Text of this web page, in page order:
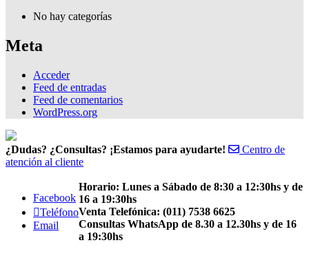
No hay categorías
Meta
Acceder
Feed de entradas
Feed de comentarios
WordPress.org
¿Dudas? ¿Consultas? ¡Estamos para ayudarte!
Centro de
atención al cliente
Facebook
Teléfono
Email
Horario: Lunes a Sábado de 8:30 a 12:30hs y de
16 a 19:30hs
Venta Telefónica: (011) 7538 6625
Consultas WhatsApp de 8.30 a 12.30hs y de 16
a 19:30hs